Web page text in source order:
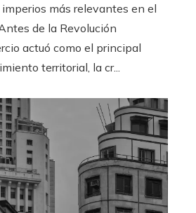
más relevantes en el
de la Revolución
actuó como el principal
territorial, la cr...